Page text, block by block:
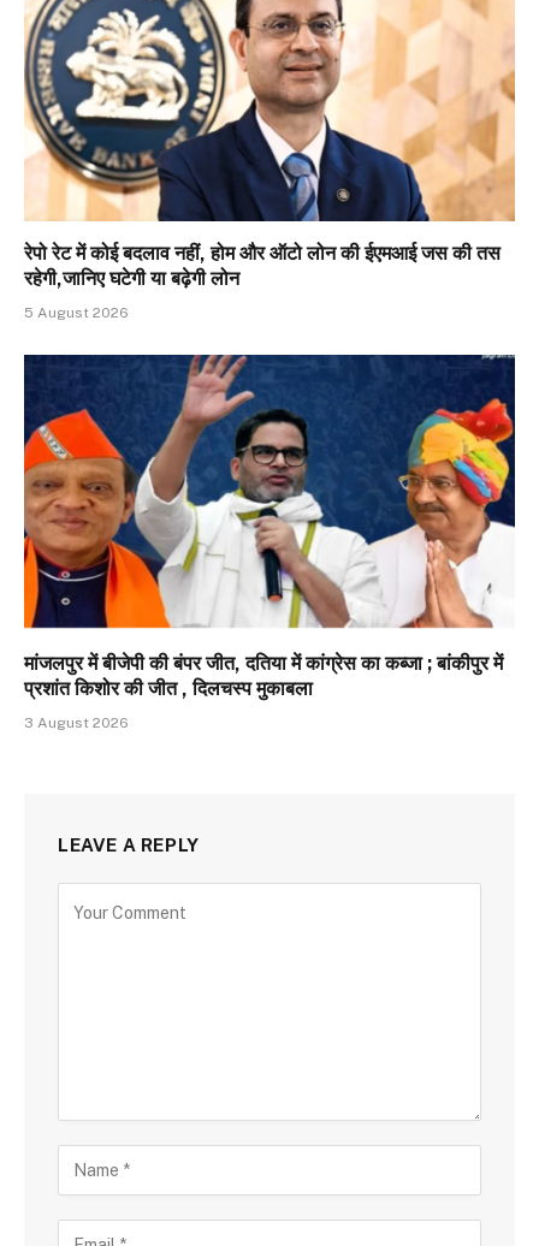
रेपो रेट में कोई बदलाव नहीं, होम और ऑटो लोन की ईएमआई जस की तस
रहेगी,जानिए घटेगी या बढ़ेगी लोन
5 August 2026
मांजलपुर में बीजेपी की बंपर जीत, दतिया में कांग्रेस का कब्जा ; बांकीपुर में
प्रशांत किशोर की जीत , दिलचस्प मुकाबला
3 August 2026
LEAVE A REPLY